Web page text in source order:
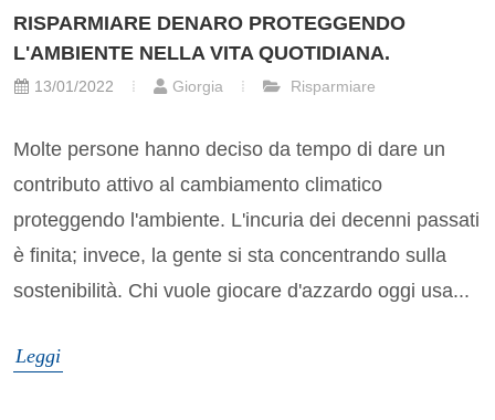
RISPARMIARE DENARO PROTEGGENDO
L'AMBIENTE NELLA VITA QUOTIDIANA.
13/01/2022 Giorgia Risparmiare
Molte persone hanno deciso da tempo di dare un
contributo attivo al cambiamento climatico
proteggendo l'ambiente. L'incuria dei decenni passati
è finita; invece, la gente si sta concentrando sulla
sostenibilità. Chi vuole giocare d'azzardo oggi usa...
Leggi